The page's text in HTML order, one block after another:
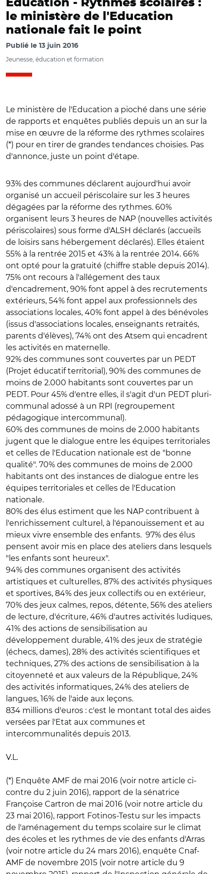
Education - Rythmes scolaires :
le ministère de l'Education
nationale fait le point
Publié le 13 juin 2016
Jeunesse, éducation et formation
Le ministère de l'Education a pioché dans une série
de rapports et enquêtes publiés depuis un an sur la
mise en œuvre de la réforme des rythmes scolaires
(*) pour en tirer de grandes tendances choisies. Pas
d'annonce, juste un point d'étape.
93% des communes déclarent aujourd'hui avoir
organisé un accueil périscolaire sur les 3 heures
dégagées par la réforme des rythmes. 60%
organisent leurs 3 heures de NAP (nouvelles activités
périscolaires) sous forme d'ALSH déclarés (accueils
de loisirs sans hébergement déclarés). Elles étaient
55% à la rentrée 2015 et 43% à la rentrée 2014. 66%
ont opté pour la gratuité (chiffre stable depuis 2014).
75% ont recours à l'allégement des taux
d'encadrement, 90% font appel à des recrutements
extérieurs, 54% font appel aux professionnels des
associations locales, 40% font appel à des bénévoles
(issus d'associations locales, enseignants retraités,
parents d'élèves), 74% ont des Atsem qui encadrent
les activités en maternelle.
92% des communes sont couvertes par un PEDT
(Projet éducatif territorial), 90% des communes de
moins de 2.000 habitants sont couvertes par un
PEDT. Pour 45% d'entre elles, il s'agit d'un PEDT pluri-
communal adossé à un RPI (regroupement
pédagogique intercommunal).
60% des communes de moins de 2.000 habitants
jugent que le dialogue entre les équipes territoriales
et celles de l'Education nationale est de "bonne
qualité". 70% des communes de moins de 2.000
habitants ont des instances de dialogue entre les
équipes territoriales et celles de l'Education
nationale.
80% des élus estiment que les NAP contribuent à
l'enrichissement culturel, à l'épanouissement et au
mieux vivre ensemble des enfants. 97% des élus
pensent avoir mis en place des ateliers dans lesquels
"les enfants sont heureux".
94% des communes organisent des activités
artistiques et culturelles, 87% des activités physiques
et sportives, 84% des jeux collectifs ou en extérieur,
70% des jeux calmes, repos, détente, 56% des ateliers
de lecture, d'écriture, 46% d'autres activités ludiques,
41% des actions de sensibilisation au
développement durable, 41% des jeux de stratégie
(échecs, dames), 28% des activités scientifiques et
techniques, 27% des actions de sensibilisation à la
citoyenneté et aux valeurs de la République, 24%
des activités informatiques, 24% des ateliers de
langues, 16% de l'aide aux leçons.
834 millions d'euros : c'est le montant total des aides
versées par l'Etat aux communes et
intercommunalités depuis 2013.
V.L.
(*) Enquête AMF de mai 2016 (voir notre article ci-
contre du 2 juin 2016), rapport de la sénatrice
Françoise Cartron de mai 2016 (voir notre article du
23 mai 2016), rapport Fotinos-Testu sur les impacts
de l'aménagement du temps scolaire sur le climat
des écoles et les rythmes de vie des enfants d'Arras
(voir notre article du 24 mars 2016), enquête Cnaf-
AMF de novembre 2015 (voir notre article du 9